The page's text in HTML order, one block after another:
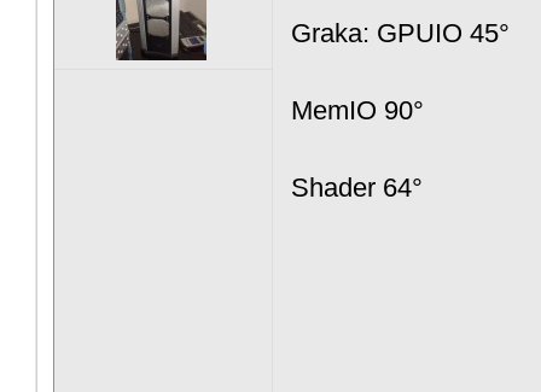
Graka: GPUIO 45°
MemIO 90°
Shader 64°